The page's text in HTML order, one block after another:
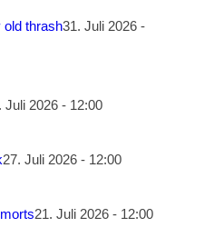
old thrash31. Juli 2026 -
Juli 2026 - 12:00
27. Juli 2026 - 12:00
21. Juli 2026 - 12:00